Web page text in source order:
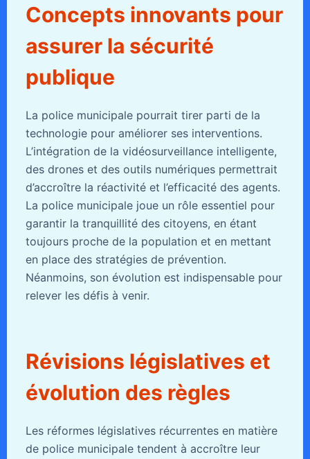
Concepts innovants pour
assurer la sécurité
publique
La police municipale pourrait tirer parti de la
technologie pour améliorer ses interventions.
L’intégration de la vidéosurveillance intelligente,
des drones et des outils numériques permettrait
d’accroître la réactivité et l’efficacité des agents.
La police municipale joue un rôle essentiel pour
garantir la tranquillité des citoyens, en étant
toujours proche de la population et en mettant
en place des stratégies de prévention.
Néanmoins, son évolution est indispensable pour
relever les défis à venir.
Révisions législatives et
évolution des règles
Les réformes législatives récurrentes en matière
de police municipale tendent à accroître leur